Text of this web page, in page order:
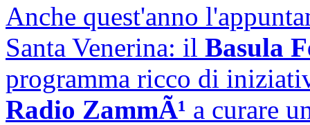
Anche quest'anno
Santa Venerina: il Basula
programma ricco di
Radio ZammÃ¹ a curare